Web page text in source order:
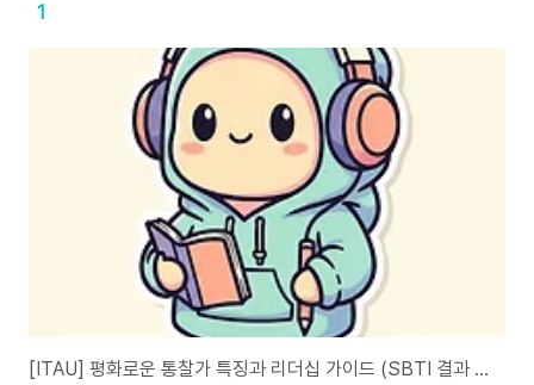
1
[ITAU] 평화로운 통찰가 특징과 리더십 가이드 (SBTI 결과 분석)